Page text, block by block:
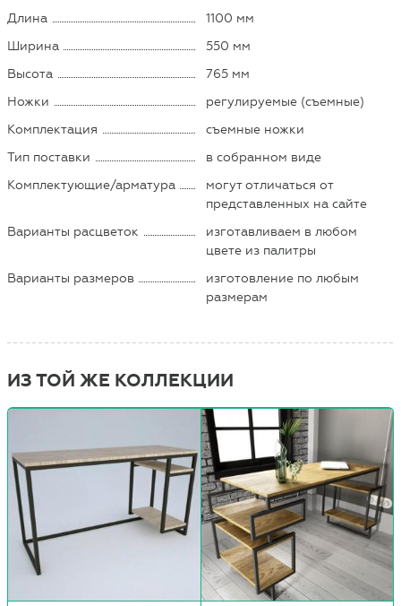
Длина
1100 мм
Ширина
550 мм
Высота
765 мм
Ножки
регулируемые (съемные)
Комплектация
съемные ножки
Тип поставки
в собранном виде
Комплектующие/арматура
могут отличаться от
представленных на сайте
Варианты расцветок
изготавливаем в любом
цвете из палитры
Варианты размеров
изготовление по любым
размерам
ИЗ ТОЙ ЖЕ КОЛЛЕКЦИИ